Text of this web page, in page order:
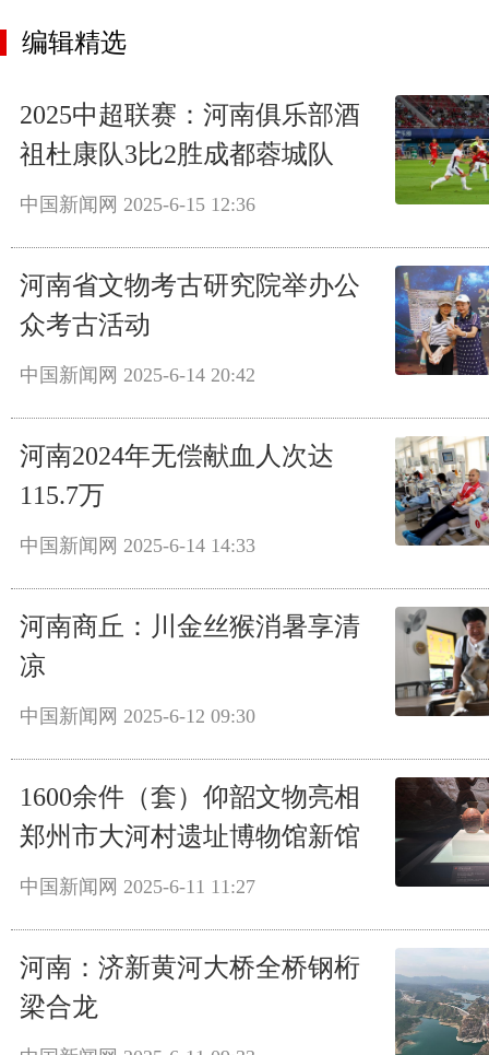
编辑精选
2025中超联赛：河南俱乐部酒
祖杜康队3比2胜成都蓉城队
中国新闻网 2025-6-15 12:36
河南省文物考古研究院举办公
众考古活动
中国新闻网 2025-6-14 20:42
河南2024年无偿献血人次达
115.7万
中国新闻网 2025-6-14 14:33
河南商丘：川金丝猴消暑享清
凉
中国新闻网 2025-6-12 09:30
1600余件（套）仰韶文物亮相
郑州市大河村遗址博物馆新馆
中国新闻网 2025-6-11 11:27
河南：济新黄河大桥全桥钢桁
梁合龙